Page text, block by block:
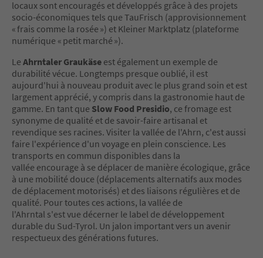
locaux sont encouragés et développés grâce à des projets
socio-économiques tels que TauFrisch (approvisionnement
« frais comme la rosée ») et Kleiner Marktplatz (plateforme
numérique « petit marché »).
Le Ahrntaler Graukäse est également un exemple de
durabilité vécue. Longtemps presque oublié, il est
aujourd'hui à nouveau produit avec le plus grand soin et est
largement apprécié, y compris dans la gastronomie haut de
gamme. En tant que Slow Food Presidio, ce fromage est
synonyme de qualité et de savoir-faire artisanal et
revendique ses racines. Visiter la vallée de l'Ahrn, c'est aussi
faire l'expérience d'un voyage en plein conscience. Les
transports en commun disponibles dans la
vallée encourage à se déplacer de manière écologique, grâce
à une mobilité douce (déplacements alternatifs aux modes
de déplacement motorisés) et des liaisons régulières et de
qualité. Pour toutes ces actions, la vallée de
l'Ahrntal s'est vue décerner le label de développement
durable du Sud-Tyrol. Un jalon important vers un avenir
respectueux des générations futures.